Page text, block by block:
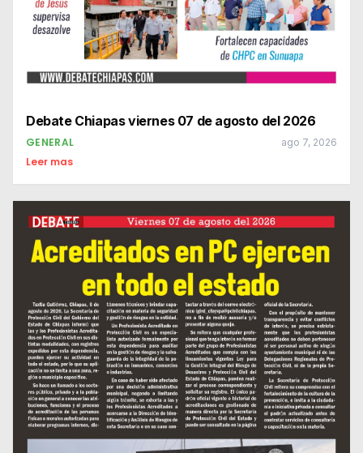
Debate Chiapas viernes 07 de agosto del 2026
GENERAL ago 7, 2026
Leer mas